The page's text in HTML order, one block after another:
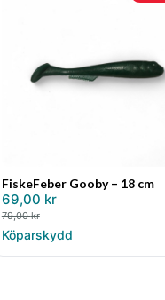
FiskeFeber Gooby – 18 cm
69,00 kr
79,00kr
Köparskydd